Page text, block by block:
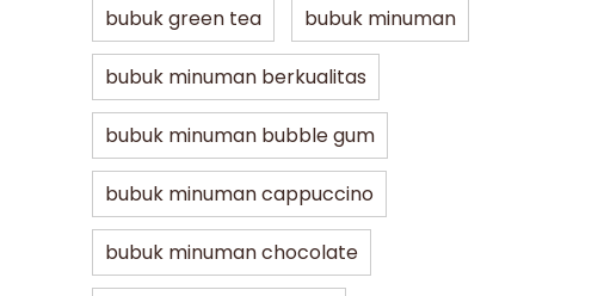
bubuk green tea bubuk minuman
bubuk minuman berkualitas
bubuk minuman bubble gum
bubuk minuman cappuccino
bubuk minuman chocolate